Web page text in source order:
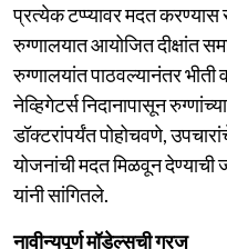
प्रत्येक टप्प्यावर मदत
रुग्णालयात आयोजित दीक्षांत
रुग्णालयांत पाठवल्यानंतर
नेव्हिगेटर्स निदानापासून
डॉक्टरांपर्यंत पोहोचवणे,
योजनांची मदत मिळवून देण्याची
यांनी सांगितले.
नावीन्यपूर्ण मॉडेल्सची गरज